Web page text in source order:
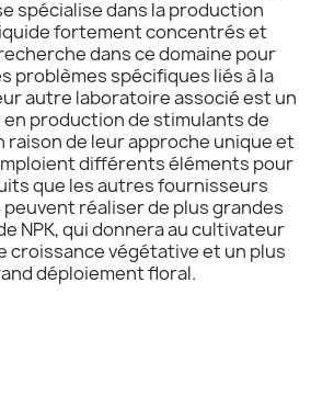
spécialise dans la production
fortement concentrés et
dans ce domaine pour
problèmes spécifiques liés à la
autre laboratoire associé est un
production de stimulants de
raison de leur approche unique et
différents éléments pour
que les autres fournisseurs
réaliser de plus grandes
NPK, qui donnera au cultivateur
croissance végétative et un plus
déploiement floral.